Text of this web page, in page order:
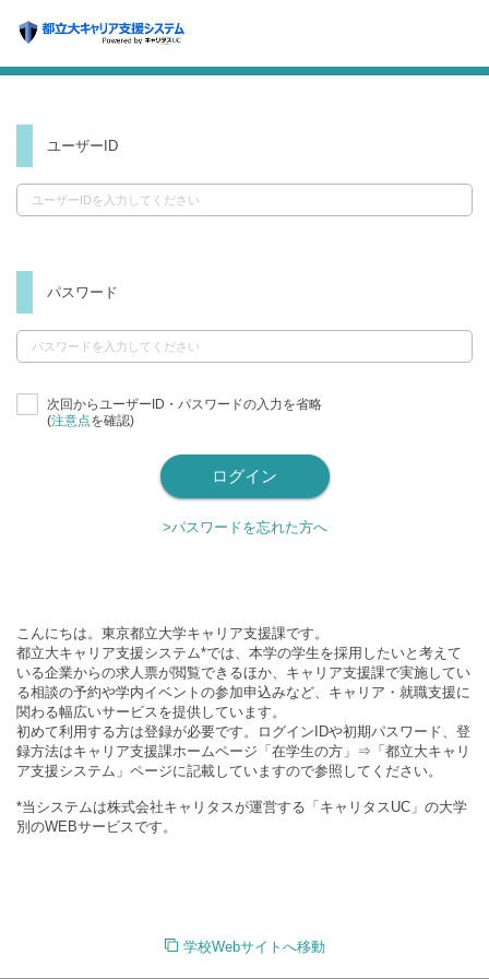
ユーザーID
パスワード
次回からユーザーID・パスワードの入力を省略
(注意点を確認)
>パスワードを忘れた方へ
こんにちは。東京都立大学キャリア支援課です。
都立大キャリア支援システム*では、本学の学生を採用したいと考えて
いる企業からの求人票が閲覧できるほか、キャリア支援課で実施してい
る相談の予約や学内イベントの参加申込みなど、キャリア・就職支援に
関わる幅広いサービスを提供しています。
初めて利用する方は登録が必要です。ログインIDや初期パスワード、登
録方法はキャリア支援課ホームページ「在学生の方」⇒「都立大キャリ
ア支援システム」ページに記載していますので参照してください。
*当システムは株式会社キャリタスが運営する「キャリタスUC」の大学
別のWEBサービスです。
学校Webサイトへ移動